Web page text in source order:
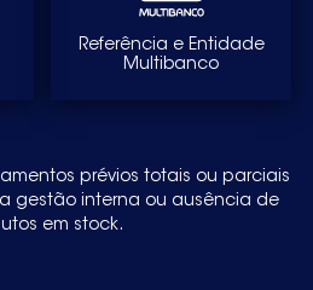
Referência e Entidade
Multibanco
prévios totais ou parciais
gestão interna ou ausência de
em stock.